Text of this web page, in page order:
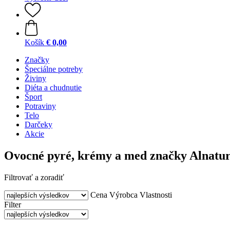
Košík € 0,00
Značky
Špeciálne potreby
Živiny
Diéta a chudnutie
Šport
Potraviny
Telo
Darčeky
Akcie
Ovocné pyré, krémy a med značky
Filtrovať a zoradiť
Cena Výrobca Vlastnosti
Filter